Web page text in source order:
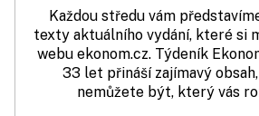
Každou středu vám
texty aktuálního vydání, které si
webu ekonom.cz. Týdeník
33 let přináší zajímavý
nemůžete být, který vás